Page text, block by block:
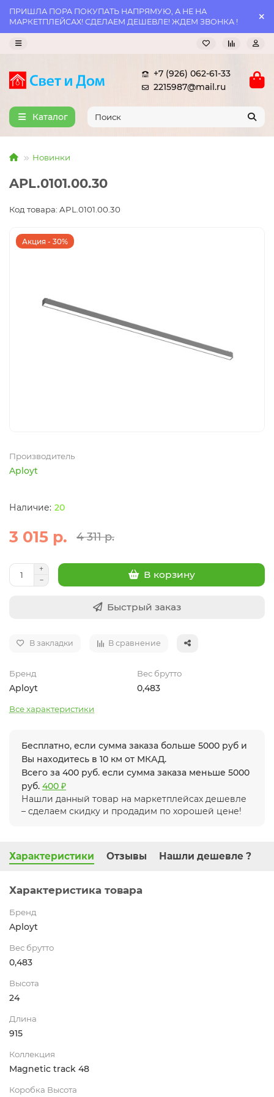
ПРИШЛА ПОРА ПОКУПАТЬ НАПРЯМУЮ, А НЕ НА
МАРКЕТПЛЕЙСАХ! СДЕЛАЕМ ДЕШЕВЛЕ! ЖДЕМ ЗВОНКА !
+7 (926) 062-61-33
2215987@mail.ru
Каталог
Новинки
APL.0101.00.30
Код товара: APL.0101.00.30
Акция - 30%
Производитель
Aployt
20
3 015 р. 4 311 р.
В корзину
Быстрый заказ
В закладки В сравнение
Бренд
Aployt
Вес брутто
0,483
Все характеристики
Бесплатно, если сумма заказа больше 5000 руб и
Вы находитесь в 10 км от МКАД.
Всего за 400 руб. если сумма заказа меньше 5000
руб. 400 ₽
Нашли данный товар на маркетплейсах дешевле
– сделаем скидку и продадим по хорошей цене!
Характеристики Отзывы Нашли дешевле ?
Характеристика товара
Бренд
Aployt
Вес брутто
0,483
Высота
24
Длина
915
Коллекция
Magnetic track 48
Коробка Высота